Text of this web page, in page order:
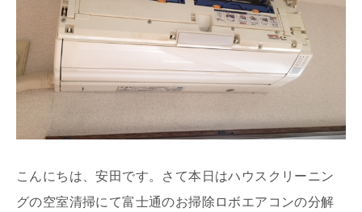
こんにちは、安田です。さて本日はハウスクリーニン
グの空室清掃にて富士通のお掃除ロボエアコンの分解